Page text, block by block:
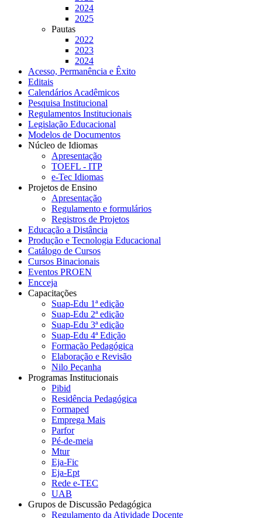
2024
2025
Pautas
2022
2023
2024
Acesso, Permanência e Êxito
Editais
Calendários Acadêmicos
Pesquisa Institucional
Regulamentos Institucionais
Legislação Educacional
Modelos de Documentos
Núcleo de Idiomas
Apresentação
TOEFL - ITP
e-Tec Idiomas
Projetos de Ensino
Apresentação
Regulamento e formulários
Registros de Projetos
Educação a Distância
Produção e Tecnologia Educacional
Catálogo de Cursos
Cursos Binacionais
Eventos PROEN
Encceja
Capacitações
Suap-Edu 1ª edição
Suap-Edu 2ª edição
Suap-Edu 3ª edição
Suap-Edu 4ª Edição
Formação Pedagógica
Elaboração e Revisão
Nilo Peçanha
Programas Institucionais
Pibid
Residência Pedagógica
Formaped
Emprega Mais
Parfor
Pé-de-meia
Mtur
Eja-Fic
Eja-Ept
Rede e-TEC
UAB
Grupos de Discussão Pedagógica
Regulamento da Atividade Docente